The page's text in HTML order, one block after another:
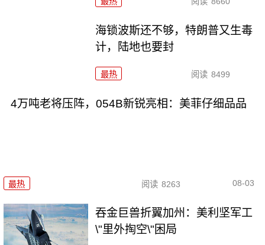
海锁波斯还不够，特朗普又生毒
计，陆地也要封
最热 阅读 8499
4万吨老将压阵，054B新锐亮相：美菲仔细品品
最热 阅读 8263 08-03
吞金巨兽折翼加州：美利坚军工
\"里外掏空\"困局